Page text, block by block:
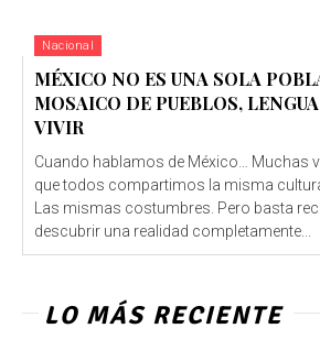
Nacional
MÉXICO NO ES UNA SOLA
MOSAICO DE PUEBLOS,
VIVIR
Cuando hablamos de México… Muchas veces pensamos
que todos compartimos la misma cultura. El mismo
Las mismas costumbres. Pero basta recorrer el país… Para
descubrir una realidad completamente...
LO MÁS RECIENTE